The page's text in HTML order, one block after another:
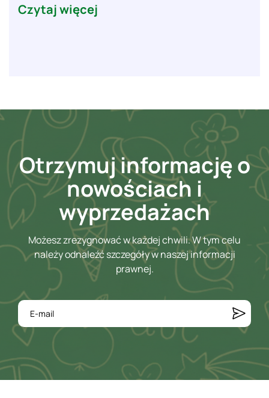
Czytaj więcej
Otrzymuj informację o
nowościach i
wyprzedażach
Możesz zrezygnować w każdej chwili. W tym celu
należy odnaleźć szczegóły w naszej informacji
prawnej.